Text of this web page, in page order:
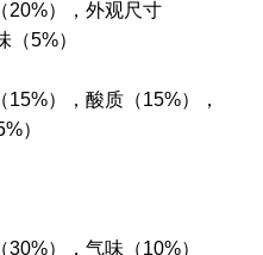
20%），外观尺寸
（5%）
），酸质（15%），
）
），气味（10%）